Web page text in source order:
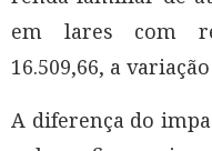
em lares com
16.509,66, a
A diferença do